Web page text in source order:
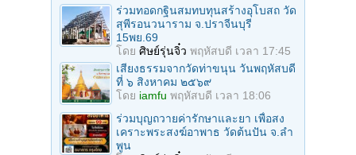
ร่วมทอดกฐินสมทบทุนสร้างอุโบสถ วัด
สุพีรอนวนาราม จ.ปราจีนบุรี
15พย.69
โดย ศิษย์รุ่นจิ๋ว พฤหัสบดี เวลา 17:45
เสียงธรรมจากวัดท่าขนุน วันพฤหัสบดี
ที่ ๖ สิงหาคม ๒๕๖๙
โดย iamfu พฤหัสบดี เวลา 18:06
ร่วมบุญถวายค่ารักษาและยา เพื่อสง
เคราะพระสงฆ์อาพาธ วัดต้นปัน จ.ลํา
พูน